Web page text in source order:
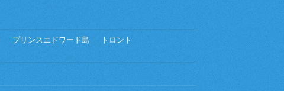
プリンスエドワード島
トロント